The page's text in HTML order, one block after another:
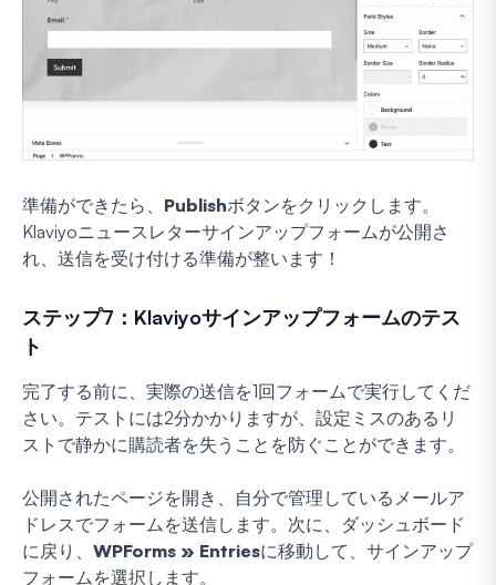
準備ができたら、 Publishボタンをクリックします。
Klaviyoニュースレターサインアップフォームが公開さ
れ、送信を受け付ける準備が整います！
ステップ7：Klaviyoサインアップフォームのテス
ト
完了する前に、実際の送信を1回フォームで実行してくだ
さい。テストには2分かかりますが、設定ミスのあるリ
ストで静かに購読者を失うことを防ぐことができます。
公開されたページを開き、自分で管理しているメールア
ドレスでフォームを送信します。次に、ダッシュボード
に戻り、 WPForms » Entriesに移動して、サインアップ
フォームを選択します。